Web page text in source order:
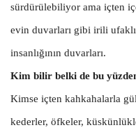
sürdürülebiliyor ama içten
evin duvarları gibi irili
insanlığının duvarları.
Kim bilir belki de bu
Kimse içten kahkahalarla
kederler, öfkeler,